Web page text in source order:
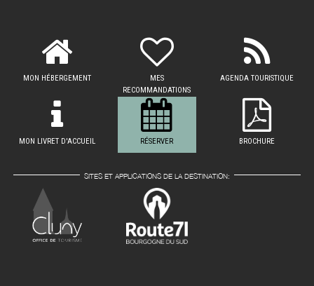
MON HÉBERGEMENT
MES
RECOMMANDATIONS
AGENDA TOURISTIQUE
MON LIVRET D'ACCUEIL RÉSERVER BROCHURE
SITES ET APPLICATIONS DE LA DESTINATION: